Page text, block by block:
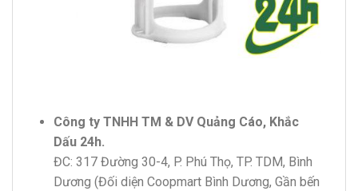
Công ty TNHH TM & DV Quảng Cáo, Khắc
Dấu 24h.
ĐC: 317 Đường 30-4, P. Phú Thọ, TP. TDM, Bình
Dương (Đối diện Coopmart Bình Dương, Gần bến